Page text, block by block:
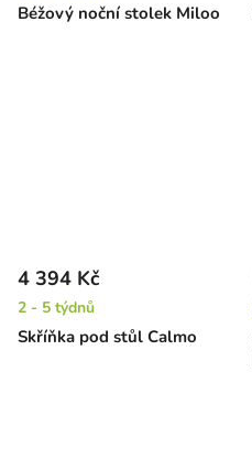
Béžový noční stolek Miloo
Skříňka pod stůl Calmo
4 394 Kč
2 - 5 týdnů